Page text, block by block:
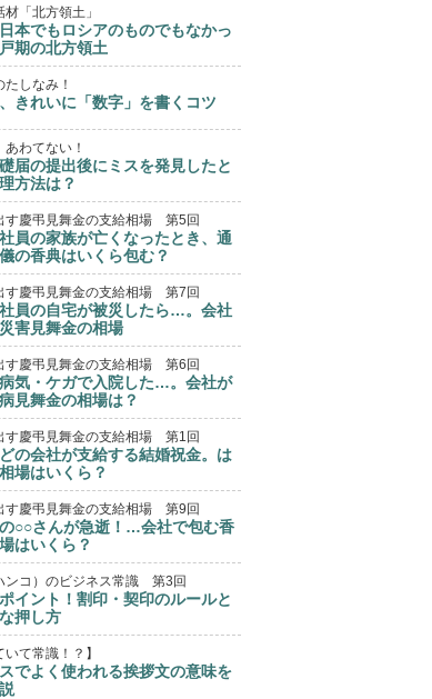
「北方領土」
本でもロシアのものでもなかっ
期の北方領土
しなみ！
きれいに「数字」を書くコツ
あわてない！
届の提出後にミスを発見したと
方法は？
す慶弔見舞金の支給相場 第5回
員の家族が亡くなったとき、通
の香典はいくら包む？
す慶弔見舞金の支給相場 第7回
員の自宅が被災したら…。会社
害見舞金の相場
す慶弔見舞金の支給相場 第6回
気・ケガで入院した…。会社が
見舞金の相場は？
す慶弔見舞金の支給相場 第1回
の会社が支給する結婚祝金。は
場はいくら？
す慶弔見舞金の支給相場 第9回
○○さんが急逝！…会社で包む香
はいくら？
ンコ）のビジネス常識 第3回
イント！割印・契印のルールと
押し方
いて常識！？】
でよく使われる挨拶文の意味を